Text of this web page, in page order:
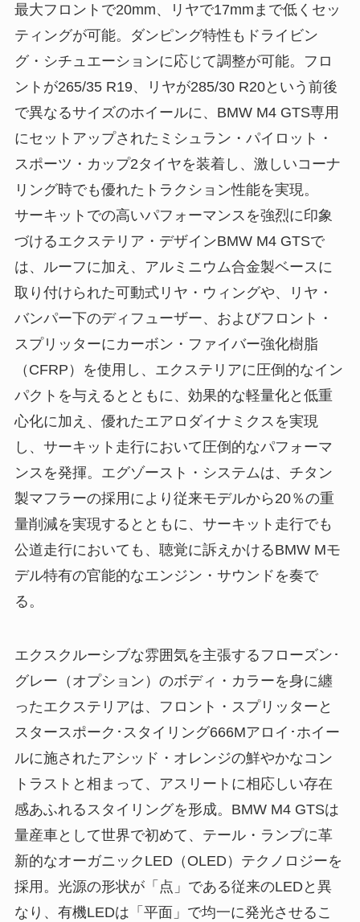
最大フロントで20mm、リヤで17mmまで低くセッ
ティングが可能。ダンピング特性もドライビン
グ・シチュエーションに応じて調整が可能。フロ
ントが265/35 R19、リヤが285/30 R20という前後
で異なるサイズのホイールに、BMW M4 GTS専用
にセットアップされたミシュラン・パイロット・
スポーツ・カップ2タイヤを装着し、激しいコーナ
リング時でも優れたトラクション性能を実現。
サーキットでの高いパフォーマンスを強烈に印象
づけるエクステリア・デザインBMW M4 GTSで
は、ルーフに加え、アルミニウム合金製ベースに
取り付けられた可動式リヤ・ウィングや、リヤ・
バンパー下のディフューザー、およびフロント・
スプリッターにカーボン・ファイバー強化樹脂
（CFRP）を使用し、エクステリアに圧倒的なイン
パクトを与えるとともに、効果的な軽量化と低重
心化に加え、優れたエアロダイナミクスを実現
し、サーキット走行において圧倒的なパフォーマ
ンスを発揮。エグゾースト・システムは、チタン
製マフラーの採用により従来モデルから20％の重
量削減を実現するとともに、サーキット走行でも
公道走行においても、聴覚に訴えかけるBMW Mモ
デル特有の官能的なエンジン・サウンドを奏で
る。
エクスクルーシブな雰囲気を主張するフローズン･
グレー（オプション）のボディ・カラーを身に纏
ったエクステリアは、フロント・スプリッターと
スタースポーク･スタイリング666Mアロイ･ホイー
ルに施されたアシッド・オレンジの鮮やかなコン
トラストと相まって、アスリートに相応しい存在
感あふれるスタイリングを形成。BMW M4 GTSは
量産車として世界で初めて、テール・ランプに革
新的なオーガニックLED（OLED）テクノロジーを
採用。光源の形状が「点」である従来のLEDと異
なり、有機LEDは「平面」で均一に発光させるこ